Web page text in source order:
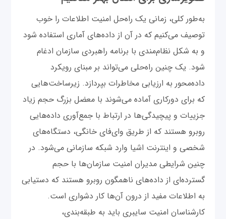
به‌طور کلی، زمانی یک راه‌حل امنیت اطلاعات را خوب
توصیف می‌کنیم که در آن از داده‌های آماری استفاده شود
و به شکل نظام‌مندی با برنامه راهبردی سازمان ادغام
شود. یک چنین راه‌حلی می‌تواند بر مبنای رویکرد
داده‌محور به ارزیابی مخاطرات بپردازد. زیرساخت‌هایی
که برای دورکاری آماده می‌شوند با معضل بزرگ حجم زیاد
جزییات و پیچیدگی‌ها در ارتباط با جمع‌آوری داده‌هایی
روبرو هستند که از طریق وای‌فای خانگی، دستگاه‌های
شخصی و اینترنت اشیا وارد شبکه سازمانی می‌شود. در
چنین شرایطی مدیران امنیت سازمان‌ها با حجم
گسترده‌ای از داده‌های ناهمگون روبرو هستند که دستیابی
به اطلاعات مفید از درون آن‌ها کار دشواری است.
کارشناسان امنیت سایبری باید به طبقه‌بندی،